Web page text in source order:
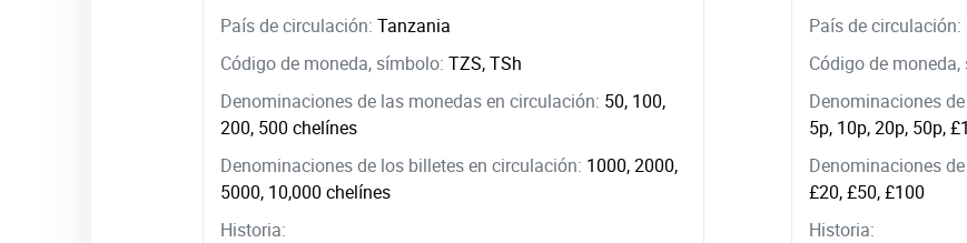
País de circulación: Tanzania
Código de moneda, símbolo: TZS, TSh
Denominaciones de las monedas en circulación: 50, 100,
200, 500 chelínes
Denominaciones de los billetes en circulación: 1000, 2000,
5000, 10,000 chelínes
Historia:
País de circulación:
Código de
Denominaciones
5p, 10p, 20p, 50p,
Denominaciones
£20, £50, £100
Historia: